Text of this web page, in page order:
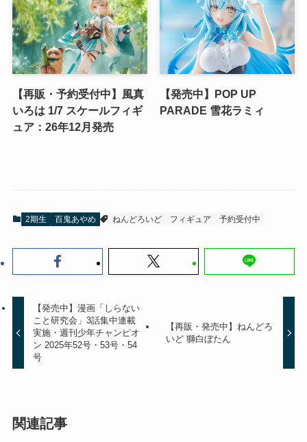
【再販・予約受付中】風真
いろは 1/7 スケールフィギ
ュア：26年12月発売
【発売中】POP UP
PARADE 雪花ラミィ
2期生 百鬼あやめ ねんどろいど フィギュア 予約受付中
【発売中】漫画「しらない
こと研究会」3話集中連載
実施・週刊少年チャンピオ
ン 2025年52号・53号・54
号
【再販・発売中】ねんどろ
いど 獅白ぼたん
関連記事